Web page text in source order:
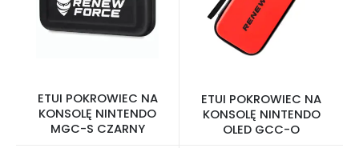
ETUI POKROWIEC NA
KONSOLĘ NINTENDO
MGC-S CZARNY
ETUI POKROWIEC NA
KONSOLĘ NINTENDO
OLED GCC-O